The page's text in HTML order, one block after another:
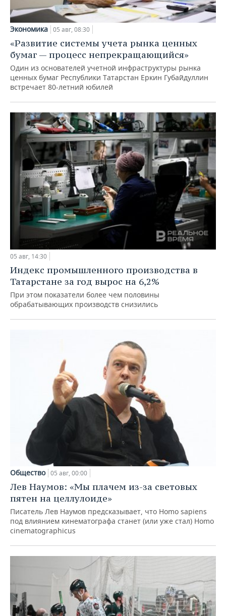
Экономика 05 авг, 08:30
«Развитие системы учета рынка ценных
бумаг — процесс непрекращающийся»
Один из основателей учетной инфраструктуры рынка
ценных бумаг Республики Татарстан Еркин Губайдуллин
встречает 80-летний юбилей
05 авг, 14:30
Индекс промышленного производства в
Татарстане за год вырос на 6,2%
При этом показатели более чем половины
обрабатывающих производств снизились
Общество 05 авг, 00:00
Лев Наумов: «Мы плачем из-за световых
пятен на целлулоиде»
Писатель Лев Наумов предсказывает, что Homo sapiens
под влиянием кинематографа станет (или уже стал) Homo
cinematographicus